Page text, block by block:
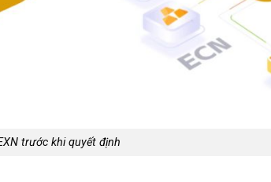
trước khi quyết định